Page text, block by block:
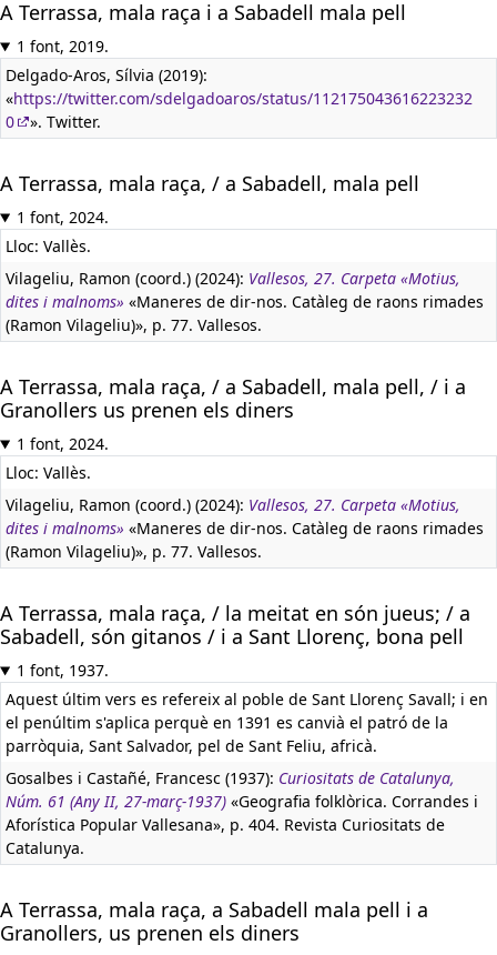
A Terrassa, mala raça i a Sabadell mala pell
1 font, 2019.
Delgado-Aros, Sílvia (2019):
«https://twitter.com/sdelgadoaros/status/112175043616223232
0
». Twitter.
A Terrassa, mala raça, / a Sabadell, mala pell
1 font, 2024.
Lloc: Vallès.
Vilageliu, Ramon (coord.) (2024): Vallesos, 27. Carpeta «Motius,
dites i malnoms» «Maneres de dir-nos. Catàleg de raons rimades
(Ramon Vilageliu)», p. 77. Vallesos.
A Terrassa, mala raça, / a Sabadell, mala pell, / i a
Granollers us prenen els diners
1 font, 2024.
Lloc: Vallès.
Vilageliu, Ramon (coord.) (2024): Vallesos, 27. Carpeta «Motius,
dites i malnoms» «Maneres de dir-nos. Catàleg de raons rimades
(Ramon Vilageliu)», p. 77. Vallesos.
A Terrassa, mala raça, / la meitat en són jueus; / a
Sabadell, són gitanos / i a Sant Llorenç, bona pell
1 font, 1937.
Aquest últim vers es refereix al poble de Sant Llorenç Savall; i en
el penúltim s'aplica perquè en 1391 es canvià el patró de la
parròquia, Sant Salvador, pel de Sant Feliu, africà.
Gosalbes i Castañé, Francesc (1937): Curiositats de Catalunya,
Núm. 61 (Any II, 27-març-1937) «Geografia folklòrica. Corrandes i
Aforística Popular Vallesana», p. 404. Revista Curiositats de
Catalunya.
A Terrassa, mala raça, a Sabadell mala pell i a
Granollers, us prenen els diners